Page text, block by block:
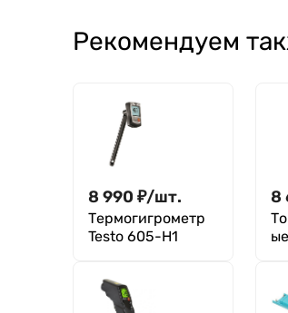
Рекомендуем
8 990 ₽/шт.
Термогигрометр
Testo 605-H1
8